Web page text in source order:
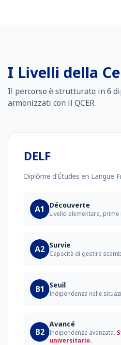
I Livelli della
Il percorso è strutturato in 6
armonizzati con il QCER.
DELF
Diplôme d'Études en Langue
A1 Découverte
Livello elementare, prime
A2 Survie
Capacità di gestire
B1 Seuil
Indipendenza nelle
B2
Avancé
Indipendenza avanzata.
universitario.